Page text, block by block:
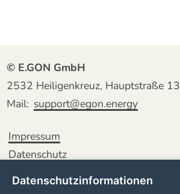
© E.GON GmbH
2532 Heiligenkreuz, Hauptstraße 13
Mail: support@egon.energy
Impressum
Datenschutz
Datenschutzinformationen